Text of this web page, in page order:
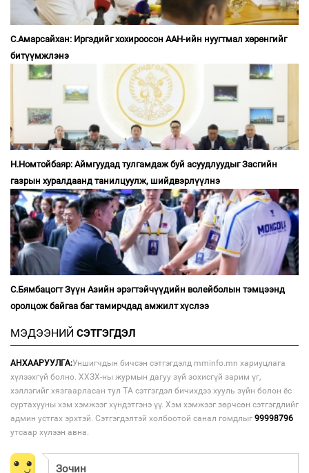
С.Амарсайхан: Иргэдийг хохироосон ААН-ийн нуугтмал хөрөнгийг
битүүмжлэнэ
Н.Номтойбаяр: Аймгуудад тулгамдаж буй асуудлуудыг Засгийн
газрын хуралдаанд танилцуулж, шийдвэрлүүлнэ
С.Бямбацогт Зүүн Азийн эрэгтэйчүүдийн волейболын тэмцээнд
оролцож байгаа баг тамирчдад амжилт хүслээ
МЭДЭЭНИЙ СЭТГЭГДЭЛ
АНХААРУУЛГА:Уншигчдын бичсэн сэтгэгдэлд mminfo.mn хариуцлага
хүлээхгүй болно. ХХЗХ-ны журмын дагуу зүй зохисгүй зарим үг,
хэллэгийг хязгаарласан тул ТА сэтгэгдэл бичихдээ хууль зүйн болон ёс
суртахууны хэм хэмжээг хүндэтгэнэ үү. Хэм хэмжээг зөрчсөн сэтгэгдлийг
админ устгах эрхтэй. Сэтгэгдэлтэй холбоотой санал гомдлыг 99998796
утсаар хүлээн авна.